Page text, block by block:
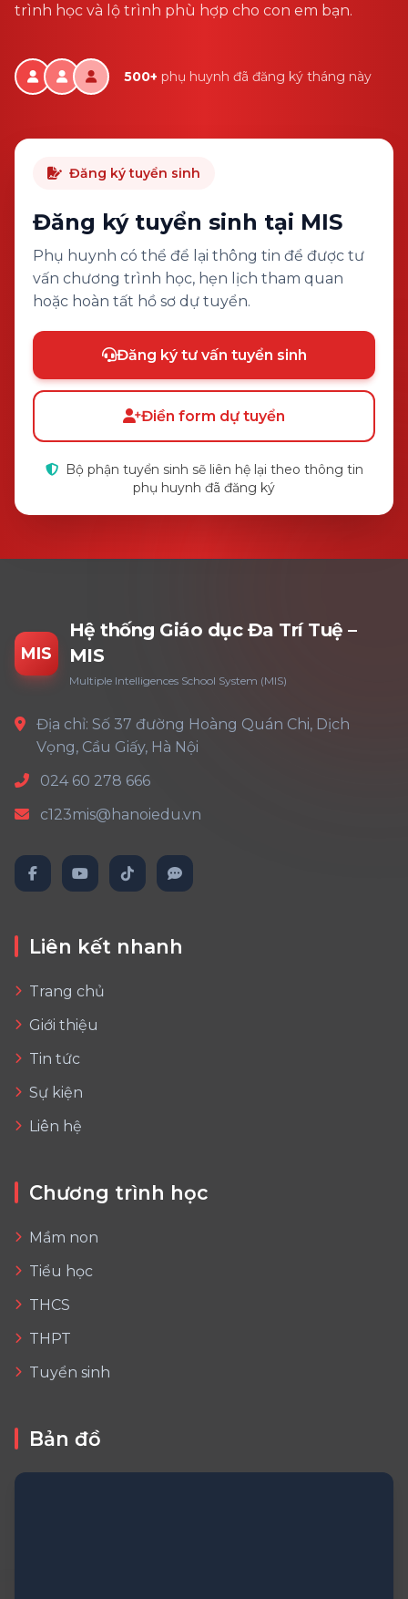
trình học và lộ trình phù hợp cho con em bạn.
500+ phụ huynh đã đăng ký tháng này
Đăng ký tuyển sinh
Đăng ký tuyển sinh tại MIS
Phụ huynh có thể để lại thông tin để được tư
vấn chương trình học, hẹn lịch tham quan
hoặc hoàn tất hồ sơ dự tuyển.
Đăng ký tư vấn tuyển sinh
Điền form dự tuyển
Bộ phận tuyển sinh sẽ liên hệ lại theo thông tin
phụ huynh đã đăng ký
MIS
Hệ thống Giáo dục Đa Trí Tuệ –
MIS
Multiple Intelligences School System (MIS)
Địa chỉ: Số 37 đường Hoàng Quán Chi, Dịch
Vọng, Cầu Giấy, Hà Nội
024 60 278 666
c123mis@hanoiedu.vn
Liên kết nhanh
Trang chủ
Giới thiệu
Tin tức
Sự kiện
Liên hệ
Chương trình học
Mầm non
Tiểu học
THCS
THPT
Tuyển sinh
Bản đồ